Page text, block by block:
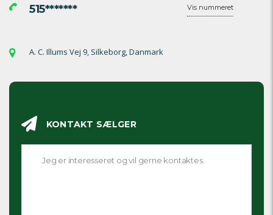
515******* Vis nummeret
A. C. Illums Vej 9, Silkeborg, Danmark
KONTAKT SÆLGER